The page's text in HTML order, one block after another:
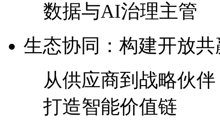
数据与AI治理主管
生态协同：构建开放
从供应商到战略伙伴
打造智能价值链